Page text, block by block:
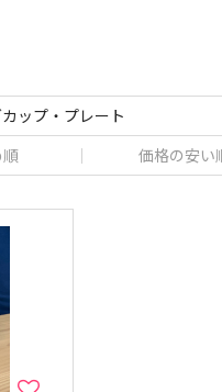
ップ・プレート
順 価格の安い